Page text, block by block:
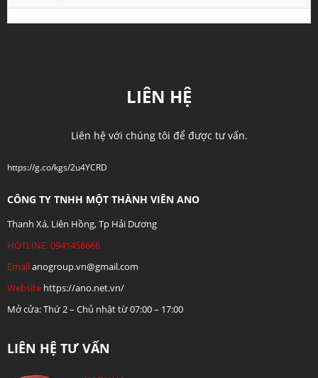
LIÊN HỆ
Liên hệ với chúng tôi để được tư vấn.
https://g.co/kgs/2u4YCRD
CÔNG TY TNHH MỘT THÀNH VIÊN ANO
Thanh Xá, Liên Hồng, Tp Hải Dương
HOTLINE: 0941458666
Emailanogroup.vn@gmail.com
Website https://ano.net.vn/
Mở cửa: Thứ 2 – Chủ nhật từ 07:00 – 17:00
LIÊN HỆ TƯ VẤN